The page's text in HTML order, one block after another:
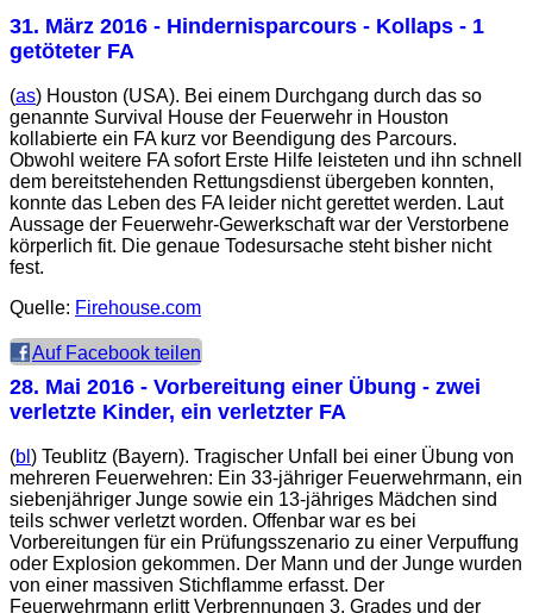
31. März 2016 - Hindernisparcours - Kollaps - 1
getöteter FA
(as) Houston (USA). Bei einem Durchgang durch das so
genannte Survival House der Feuerwehr in Houston
kollabierte ein FA kurz vor Beendigung des Parcours.
Obwohl weitere FA sofort Erste Hilfe leisteten und ihn schnell
dem bereitstehenden Rettungsdienst übergeben konnten,
konnte das Leben des FA leider nicht gerettet werden. Laut
Aussage der Feuerwehr-Gewerkschaft war der Verstorbene
körperlich fit. Die genaue Todesursache steht bisher nicht
fest.
Quelle: Firehouse.com
Auf Facebook teilen
28. Mai 2016 - Vorbereitung einer Übung - zwei
verletzte Kinder, ein verletzter FA
(bl ) Teublitz (Bayern). Tragischer Unfall bei einer Übung von
mehreren Feuerwehren: Ein 33-jähriger Feuerwehrmann, ein
siebenjähriger Junge sowie ein 13-jähriges Mädchen sind
teils schwer verletzt worden. Offenbar war es bei
Vorbereitungen für ein Prüfungsszenario zu einer Verpuffung
oder Explosion gekommen. Der Mann und der Junge wurden
von einer massiven Stichflamme erfasst. Der
Feuerwehrmann erlitt Verbrennungen 3. Grades und der